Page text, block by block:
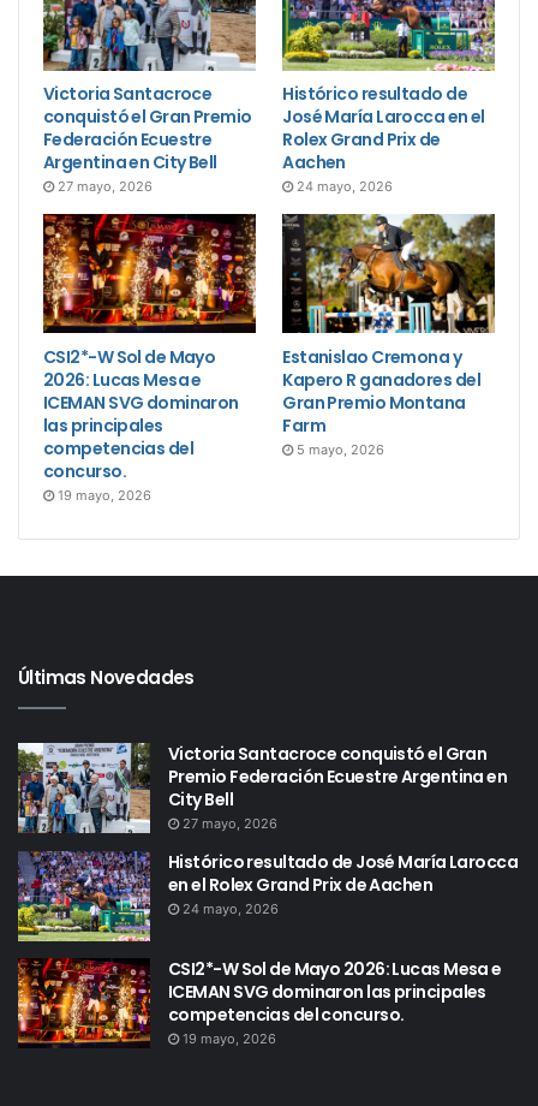
Victoria Santacroce
conquistó el Gran Premio
Federación Ecuestre
Argentina en City Bell
27 mayo, 2026
Histórico resultado de
José María Larocca en el
Rolex Grand Prix de
Aachen
24 mayo, 2026
CSI2*-W Sol de Mayo
2026: Lucas Mesa e
ICEMAN SVG dominaron
las principales
competencias del
concurso.
19 mayo, 2026
Estanislao Cremona y
Kapero R ganadores del
Gran Premio Montana
Farm
5 mayo, 2026
Últimas Novedades
Victoria Santacroce conquistó el Gran
Premio Federación Ecuestre Argentina en
City Bell
27 mayo, 2026
Histórico resultado de José María Larocca
en el Rolex Grand Prix de Aachen
24 mayo, 2026
CSI2*-W Sol de Mayo 2026: Lucas Mesa e
ICEMAN SVG dominaron las principales
competencias del concurso.
19 mayo, 2026